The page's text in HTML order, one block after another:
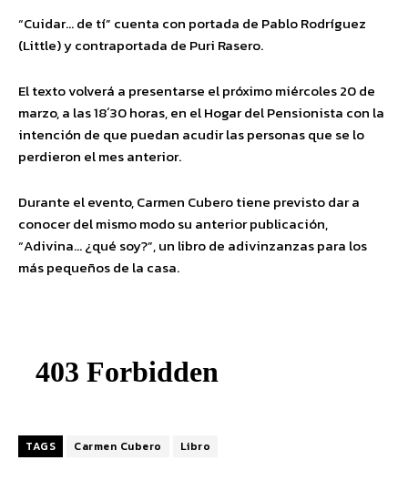
“Cuidar… de tí” cuenta con portada de Pablo Rodríguez
(Little) y contraportada de Puri Rasero.
El texto volverá a presentarse el próximo miércoles 20 de
marzo, a las 18´30 horas, en el Hogar del Pensionista con la
intención de que puedan acudir las personas que se lo
perdieron el mes anterior.
Durante el evento, Carmen Cubero tiene previsto dar a
conocer del mismo modo su anterior publicación,
“Adivina… ¿qué soy?”, un libro de adivinzanzas para los
más pequeños de la casa.
TAGS Carmen Cubero Libro